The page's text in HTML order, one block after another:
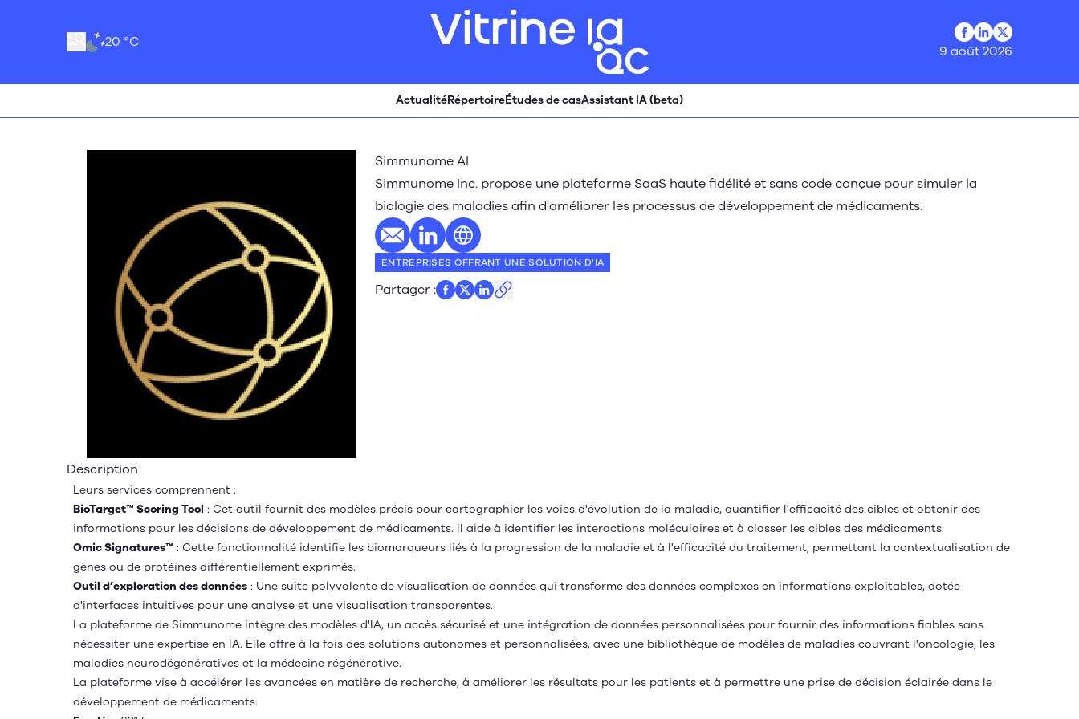
20 °C
Profil Facebook
Profil LinkedIn
Profil Twitter
9 août 2026
ActualitéRépertoireÉtudes de casAssistant IA (beta)
Simmunome AI
Simmunome Inc. propose une plateforme SaaS haute fidélité et sans code conçue pour simuler la
biologie des maladies afin d'améliorer les processus de développement de médicaments.
E-mailProfil LinkedIn
Site web
ENTREPRISES OFFRANT UNE SOLUTION D'IA
Partager :
Description
Leurs services comprennent :
BioTarget™ Scoring Tool : Cet outil fournit des modèles précis pour cartographier les voies d'évolution de la maladie, quantifier l'efficacité des cibles et obtenir des
informations pour les décisions de développement de médicaments. Il aide à identifier les interactions moléculaires et à classer les cibles des médicaments.
Omic Signatures™ : Cette fonctionnalité identifie les biomarqueurs liés à la progression de la maladie et à l'efficacité du traitement, permettant la contextualisation de
gènes ou de protéines différentiellement exprimés.
Outil d’exploration des données : Une suite polyvalente de visualisation de données qui transforme des données complexes en informations exploitables, dotée
d'interfaces intuitives pour une analyse et une visualisation transparentes.
La plateforme de Simmunome intègre des modèles d'IA, un accès sécurisé et une intégration de données personnalisées pour fournir des informations fiables sans
nécessiter une expertise en IA. Elle offre à la fois des solutions autonomes et personnalisées, avec une bibliothèque de modèles de maladies couvrant l'oncologie, les
maladies neurodégénératives et la médecine régénérative.
La plateforme vise à accélérer les avancées en matière de recherche, à améliorer les résultats pour les patients et à permettre une prise de décision éclairée dans le
développement de médicaments.